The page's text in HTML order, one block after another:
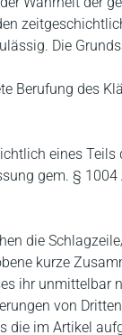
Die
Berufung des
eines
gem. § 1004
die
kurze
ihr unmittelbar
von
die im Artikel